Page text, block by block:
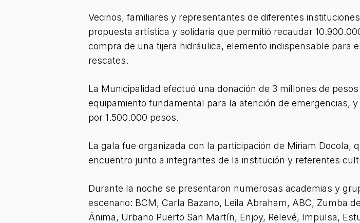
Vecinos, familiares y representantes de diferentes
propuesta artística y solidaria que permitió recaudar
compra de una tijera hidráulica, elemento indispensable para
rescates.
La Municipalidad efectuó una donación de 3 millones de
equipamiento fundamental para la atención de emergencias,
por 1.500.000 pesos.
La gala fue organizada con la participación de Miriam Docola,
encuentro junto a integrantes de la institución y referentes
Durante la noche se presentaron numerosas academias y
escenario: BCM, Carla Bazano, Leila Abraham, ABC, Zumba
Ánima, Urbano Puerto San Martín, Enjoy, Relevé, Impulsa,